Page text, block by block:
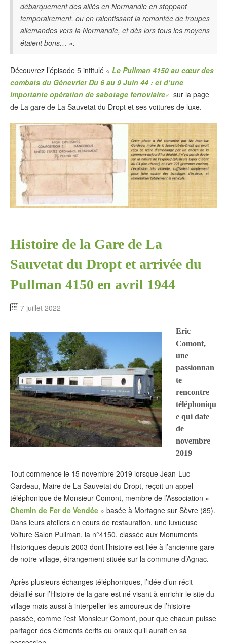
débarquement des alliés en Normandie en stoppant
temporairement, ou en ralentissant la remontée de troupes
allemandes vers la Normandie, et dès lors tous les moyens
étaient bons… ».
Découvrez l’épisode 5 intitulé « Le Pullman 4150 au cœur des
combats du Génevrier Du 6 au 9 Juin 44 : et d’une
importante opération de sabotage ferroviaire« sur la page
de La gare de La Sauvetat du Dropt et ses voitures de luxe.
Histoire de la Gare de La
Sauvetat du Dropt et arrivée du
Pullman 4150 en avril 1944
7 juillet 2022
Eric
Comont,
une
passionnan
te
rencontre
téléphoniqu
e qui date
de
novembre
2019
Tout commence le 15 novembre 2019 lorsque Jean-Luc
Gardeau, Maire de La Sauvetat du Dropt, reçoit un appel
téléphonique de Monsieur Comont, membre de l’Association «
Chemin de Fer de Vendée » basée à Mortagne sur Sèvre (85).
Dans leurs ateliers en cours de restauration, une luxueuse
Voiture Salon Pullman, la n°4150, classée aux Monuments
Historiques depuis 2003 dont l’histoire est liée à l’ancienne gare
de notre village, étrangement située sur la commune d’Agnac.
Après plusieurs échanges téléphoniques, l’idée d’un récit
détaillé sur l’Histoire de la gare est né visant à enrichir le site du
village mais aussi à interpeller les amoureux de l’histoire
passée, comme l’est Monsieur Comont, pour que chacun puisse
partager des éléments écrits ou oraux qu’il aurait en sa